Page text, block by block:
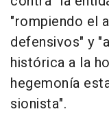
"rompiendo el
defensivos" y
histórica a la
hegemonía
sionista".